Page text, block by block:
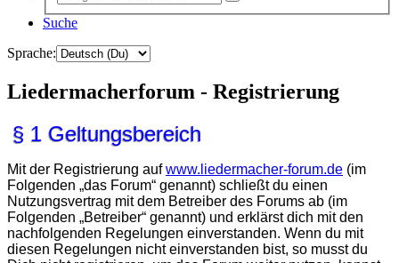
Suche
Sprache:
Liedermacherforum - Registrierung
§ 1 Geltungsbereich
Mit der Registrierung aufwww.liedermacher-forum.de (im
Folgenden „das Forum“ genannt) schließt du einen
Nutzungsvertrag mit dem Betreiber des Forums ab (im
Folgenden „Betreiber“ genannt) und erklärst dich mit den
nachfolgenden Regelungen einverstanden. Wenn du mit
diesen Regelungen nicht einverstanden bist, so musst du